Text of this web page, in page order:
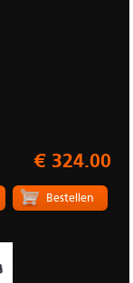
€ 324.00